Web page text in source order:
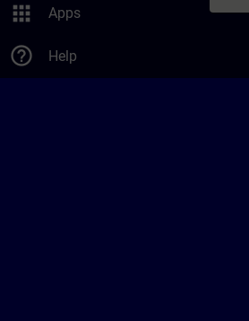
apps Apps
help_outline Help